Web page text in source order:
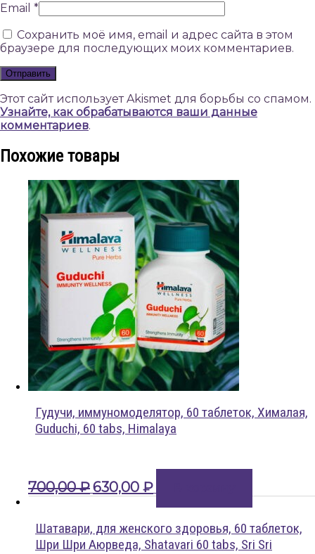
Email *
Сохранить моё имя, email и адрес сайта в этом
браузере для последующих моих комментариев.
Этот сайт использует Akismet для борьбы со спамом.
Узнайте, как обрабатываются ваши данные
комментариев.
Похожие товары
Гудучи, иммуномоделятор, 60 таблеток, Хималая,
Guduchi, 60 tabs, Himalaya
700,00₽ Первоначальная
цена
составляла
700,00 ₽.
630,00 ₽Текущая
цена:
630,00 ₽.
Шатавари, для женского здоровья, 60 таблеток,
Шри Шри Аюрведа, Shatavari 60 tabs, Sri Sri